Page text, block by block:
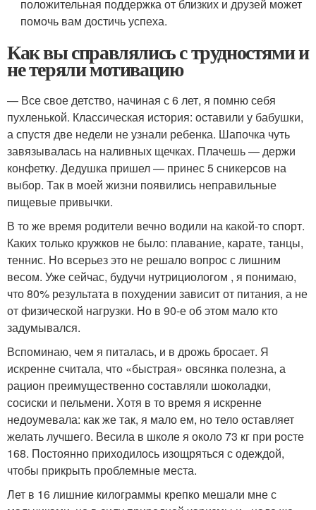
положительная поддержка от близких и друзей может
помочь вам достичь успеха.
Как вы справлялись с трудностями и
не теряли мотивацию
— Все свое детство, начиная с 6 лет, я помню себя
пухленькой. Классическая история: оставили у бабушки,
а спустя две недели не узнали ребенка. Шапочка чуть
завязывалась на наливных щечках. Плачешь — держи
конфетку. Дедушка пришел — принес 5 сникерсов на
выбор. Так в моей жизни появились неправильные
пищевые привычки.
В то же время родители вечно водили на какой-то спорт.
Каких только кружков не было: плавание, карате, танцы,
теннис. Но всерьез это не решало вопрос с лишним
весом. Уже сейчас, будучи нутрициологом , я понимаю,
что 80% результата в похудении зависит от питания, а не
от физической нагрузки. Но в 90-е об этом мало кто
задумывался.
Вспоминаю, чем я питалась, и в дрожь бросает. Я
искренне считала, что «быстрая» овсянка полезна, а
рацион преимущественно составляли шоколадки,
сосиски и пельмени. Хотя в то время я искренне
недоумевала: как же так, я мало ем, но тело оставляет
желать лучшего. Весила в школе я около 73 кг при росте
168. Постоянно приходилось изощряться с одеждой,
чтобы прикрыть проблемные места.
Лет в 16 лишние килограммы крепко мешали мне с